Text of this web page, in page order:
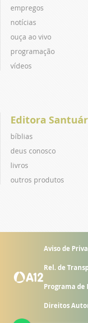
empregos
notícias
ouça ao vivo
programação
vídeos
Editora
bíblias
deus conosco
livros
outros produtos
Aviso de
Rel. de
Programa
Direitos